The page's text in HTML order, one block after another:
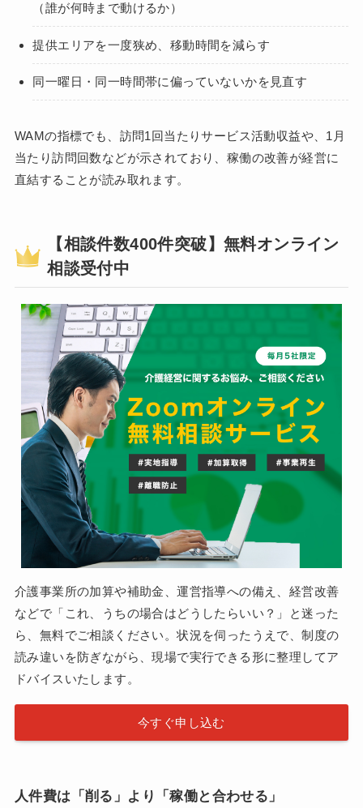
（誰が何時まで動けるか）
提供エリアを一度狭め、移動時間を減らす
同一曜日・同一時間帯に偏っていないかを見直す
WAMの指標でも、訪問1回当たりサービス活動収益や、1月
当たり訪問回数などが示されており、稼働の改善が経営に
直結することが読み取れます。
【相談件数400件突破】無料オンライン
相談受付中
介護事業所の加算や補助金、運営指導への備え、経営改善
などで「これ、うちの場合はどうしたらいい？」と迷った
ら、無料でご相談ください。状況を伺ったうえで、制度の
読み違いを防ぎながら、現場で実行できる形に整理してア
ドバイスいたします。
今すぐ申し込む
人件費は「削る」より「稼働と合わせる」